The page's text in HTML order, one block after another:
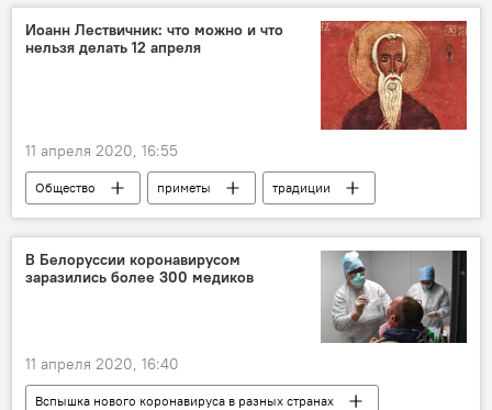
Каунас
коронавирус
Иоанн Лествичник: что можно и что
нельзя делать 12 апреля
11 апреля 2020, 16:55
Общество приметы
традиции
народные традиции
православие
православные
В Белоруссии коронавирусом
заразились более 300 медиков
11 апреля 2020, 16:40
Вспышка нового коронавируса в разных странах